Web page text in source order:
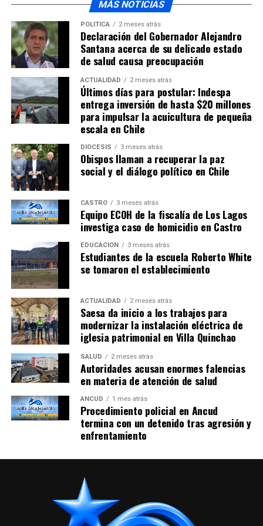
MÁS NOTICIAS
POLÍTICA 2 meses atrás
Declaración del Gobernador Alejandro
Santana acerca de su delicado estado
de salud causa preocupación
ACTUALIDAD 2 meses atrás
Últimos días para postular: Indespa
entrega inversión de hasta $20 millones
para impulsar la acuicultura de pequeña
escala en Chile
DIÓCESIS 3 meses atrás
Obispos llaman a recuperar la paz
social y el diálogo político en Chile
CASTRO 3 meses atrás
Equipo ECOH de la fiscalía de Los Lagos
investiga caso de homicidio en Castro
EDUCACIÓN 3 meses atrás
Estudiantes de la escuela Roberto White
se tomaron el establecimiento
ACTUALIDAD 2 meses atrás
Saesa da inicio a los trabajos para
modernizar la instalación eléctrica de
iglesia patrimonial en Villa Quinchao
SALUD 2 meses atrás
Autoridades acusan enormes falencias
en materia de atención de salud
ANCUD 1 mes atrás
Procedimiento policial en Ancud
termina con un detenido tras agresión y
enfrentamiento